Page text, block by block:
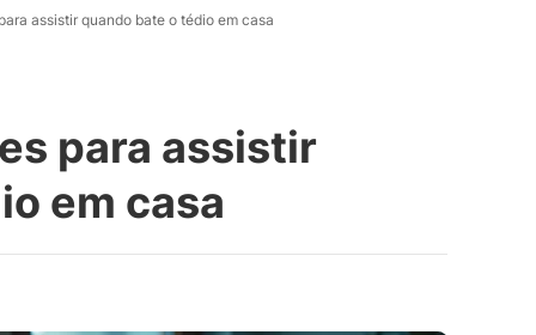
assistir quando bate o tédio em casa
para assistir
em casa